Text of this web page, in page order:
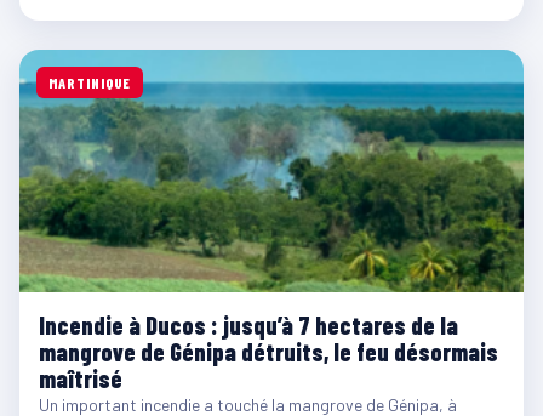
MARTINIQUE
Incendie à Ducos : jusqu’à 7 hectares de la
mangrove de Génipa détruits, le feu désormais
maîtrisé
Un important incendie a touché la mangrove de Génipa, à